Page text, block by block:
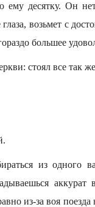
десятку. Он
глаза, возьмет с
большее
стоял все так
из одного
из-за воя